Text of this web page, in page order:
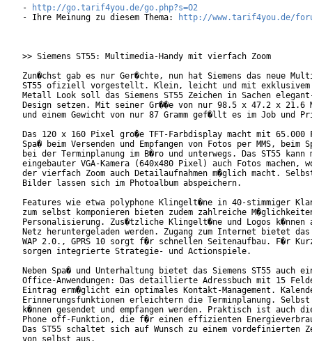
-
http://go.tarif4you.de/go.php?s=O2
- Ihre Meinung zu diesem Thema:
http://www.tarif4you.de/
>> Siemens ST55: Multimedia-Handy mit vierfach Zoom
Zun�chst gab es nur Ger�chte, nun hat Siemens das neue
ST55 ofiziell vorgestellt. Klein, leicht und mit exklusivem
Metall Look soll das Siemens ST55 Zeichen in Sachen elegant-
Design setzen. Mit seiner Gr��e von nur 98.5 x 47.2 x 21.6
und einem Gewicht von nur 87 Gramm gef�llt es im Job und
Das 120 x 160 Pixel gro�e TFT-Farbdisplay macht mit 65.000
Spa� beim Versenden und Empfangen von Fotos per MMS, beim
bei der Terminplanung im B�ro und unterwegs. Das ST55 kann
eingebauter VGA-Kamera (640x480 Pixel) auch Fotos machen,
der vierfach Zoom auch Detailaufnahmen m�glich macht.
Bilder lassen sich im Photoalbum abspeichern.
Features wie etwa polyphone Klingelt�ne in 40-stimmiger
zum selbst komponieren bieten zudem zahlreiche
Personalisierung. Zus�tzliche Klingelt�ne und Logos k�nnen
Netz heruntergeladen werden. Zugang zum Internet bietet das
WAP 2.0., GPRS 10 sorgt f�r schnellen Seitenaufbau. F�r
sorgen integrierte Strategie- und Actionspiele.
Neben Spa� und Unterhaltung bietet das Siemens ST55 auch
Office-Anwendungen: Das detaillierte Adressbuch mit 15
Eintrag erm�glicht ein optimales Kontakt-Management.
Erinnerungsfunktionen erleichtern die Terminplanung. Selbst
k�nnen gesendet und empfangen werden. Praktisch ist auch
Phone off-Funktion, die f�r einen effizienten
Das ST55 schaltet sich auf Wunsch zu einem vordefinierten
von selbst aus.